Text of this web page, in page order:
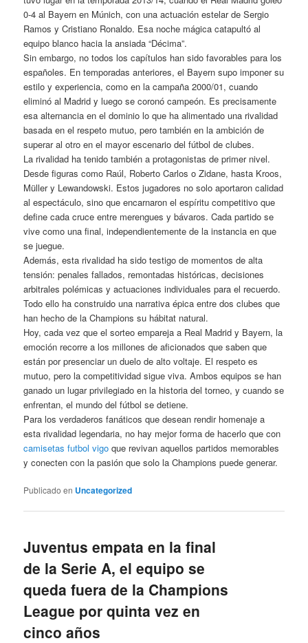
0-4 al Bayern en Múnich, con una actuación estelar de Sergio
Ramos y Cristiano Ronaldo. Esa noche mágica catapultó al
equipo blanco hacia la ansiada “Décima”.
Sin embargo, no todos los capítulos han sido favorables para los
españoles. En temporadas anteriores, el Bayern supo imponer su
estilo y experiencia, como en la campaña 2000/01, cuando
eliminó al Madrid y luego se coronó campeón. Es precisamente
esa alternancia en el dominio lo que ha alimentado una rivalidad
basada en el respeto mutuo, pero también en la ambición de
superar al otro en el mayor escenario del fútbol de clubes.
La rivalidad ha tenido también a protagonistas de primer nivel.
Desde figuras como Raúl, Roberto Carlos o Zidane, hasta Kroos,
Müller y Lewandowski. Estos jugadores no solo aportaron calidad
al espectáculo, sino que encarnaron el espíritu competitivo que
define cada cruce entre merengues y bávaros. Cada partido se
vive como una final, independientemente de la instancia en que
se juegue.
Además, esta rivalidad ha sido testigo de momentos de alta
tensión: penales fallados, remontadas históricas, decisiones
arbitrales polémicas y actuaciones individuales para el recuerdo.
Todo ello ha construido una narrativa épica entre dos clubes que
han hecho de la Champions su hábitat natural.
Hoy, cada vez que el sorteo empareja a Real Madrid y Bayern, la
emoción recorre a los millones de aficionados que saben que
están por presenciar un duelo de alto voltaje. El respeto es
mutuo, pero la competitividad sigue viva. Ambos equipos se han
ganado un lugar privilegiado en la historia del torneo, y cuando se
enfrentan, el mundo del fútbol se detiene.
Para los verdaderos fanáticos que desean rendir homenaje a
esta rivalidad legendaria, no hay mejor forma de hacerlo que con
camisetas futbol vigo que revivan aquellos partidos memorables
y conecten con la pasión que solo la Champions puede generar.
Publicado en Uncategorized
Juventus empata en la final
de la Serie A, el equipo se
queda fuera de la Champions
League por quinta vez en
cinco años